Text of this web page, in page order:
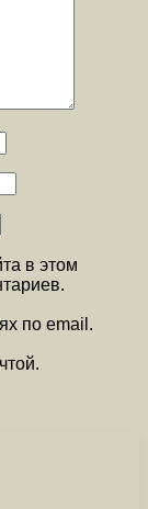
в этом
по email.